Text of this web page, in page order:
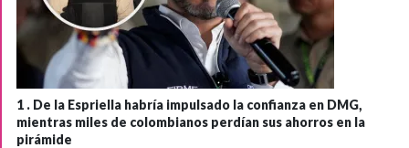
1 . De la Espriella habría impulsado la confianza en DMG,
mientras miles de colombianos perdían sus ahorros en la
pirámide